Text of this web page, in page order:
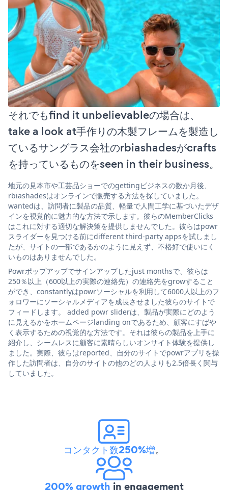
それでもfind it unbelievableの場合は、
take a look at手作りの木製フレームを製造し
ているサングラス会社のrbiashadesがcrafts
を持っているものをseen in their business。
地元の見本市や工芸品ショーでのgettingビジネスの数か月後、
rbiashadesはオンラインで販売する方法を探していました。
wantedは、訪問者に製品の品質、軽量で人間工学に基づいたデザ
インを視覚的に魅力的な方法で示します。彼らのMemberClicks
はこれに対する適切な解決策を提供しませんでした。彼らはpowr
スライダーを見つける前にdifferent third-party appsを試しまし
たが、サイトの一部であるかのように見えず、不格好で使いにく
いものはありませんでした。
Powrポップアップでサインアップしたjust monthsで、彼らは
250％以上（600以上の実際の連絡先）の連絡先をgrowすること
ができ、constantlyはpowrソーシャルを利用して6000人以上のフ
ォロワーにソーシャルメディアを成長させました彼らのサイトで
フィードします。 added powr sliderは、製品が実際にどのよう
に見えるかをホームページlanding onであるため、顧客にすばや
く表示するための視覚的な方法です。それは彼らの製品を上手に
紹介し、シームレスに顧客に素晴らしいオンサイト体験を提供し
ました。実際、彼らはreported、自分のサイトでpowrアプリを操
作した訪問者は、自分のサイトの他のどの人よりも2.5倍長く関与
していました。
コンタクト数250%増。
200% growth in engagement